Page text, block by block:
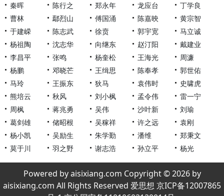
秦晖 陈行之 郑永年 龙应台
丁学良
曹林
鄢烈山 傅国涌 陈嘉映
黄宗智
于建嵘
陈志武 徐贲 郭宇宽
马立诚
杨祖陶
沈志华 向继东 赵汀阳
戴建业
李昌平
张鸣 杨奎松 王海光
周濂
杨鹏
邓晓芒 王缉思 陈奉孝
郭世佑
马玲
王振东 狄马 袁伟时
史啸虎
熊培云
秋风 刘小枫 孟令伟
雷一宁
周枫
蒋兆勇 吴伟 沙叶新
刘瑜
葛剑雄
储昭根 吴稼祥 许之远
袁刚
杨小凯
吴励生 朱学勤 潘维
郑秉文
莫于川
羽之野 谢志浩 孙立平 杨光
Powered by aisixiang.com Copyright © 2026 by
aisixiang.com All Rights Reserved 爱思想 京ICP备12007865